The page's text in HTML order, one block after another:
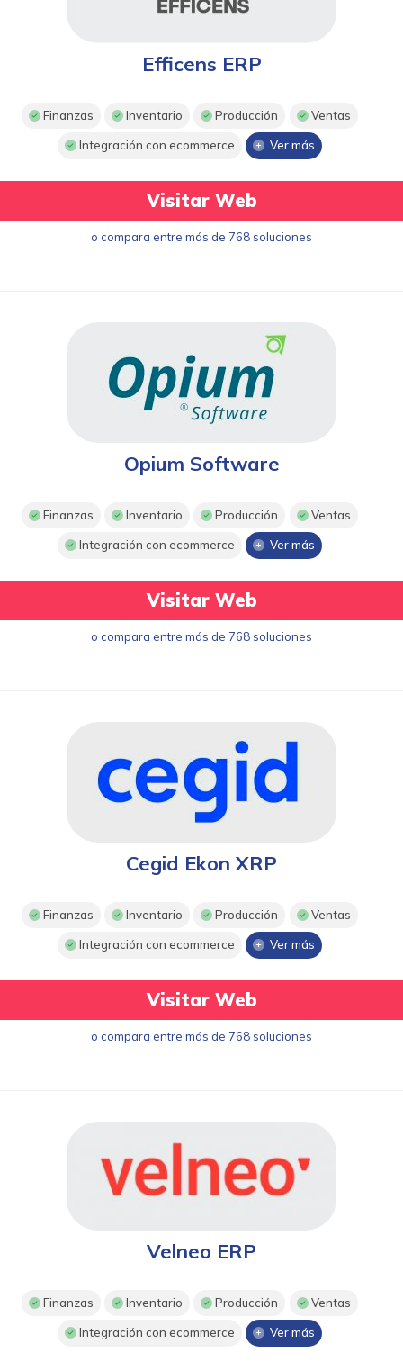
Efficens ERP
Finanzas Inventario Producción Ventas
Integración con ecommerce Ver más
Visitar Web
o compara entre más de 768 soluciones
Opium Software
Finanzas Inventario Producción Ventas
Integración con ecommerce Ver más
Visitar Web
o compara entre más de 768 soluciones
Cegid Ekon XRP
Finanzas Inventario Producción Ventas
Integración con ecommerce Ver más
Visitar Web
o compara entre más de 768 soluciones
Velneo ERP
Finanzas Inventario Producción Ventas
Integración con ecommerce Ver más